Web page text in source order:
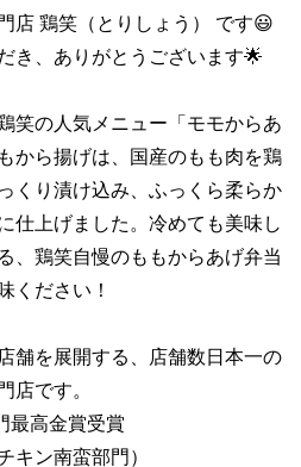
店 鶏笑（とりしょう） です😃
き、ありがとうございます🌟
笑の人気メニュー「モモからあ
から揚げは、国産のもも肉を鶏
くり漬け込み、ふっくら柔らか
仕上げました。冷めても美味し
、鶏笑自慢のももからあげ弁当
ください！
舗を展開する、店舗数日本一の
店です。
最高金賞受賞
キン南蛮部門）